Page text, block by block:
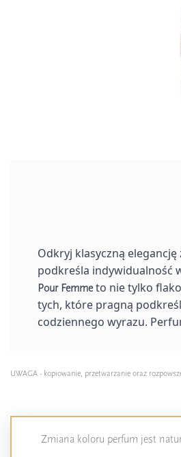
Odkryj klasyczną
podkreśla indywidualność
Pour Femmeto nie tylko
tych, które pragną
codziennego wyrazu.
UWAGA - kopiowanie, przetwarzanie oraz
Zmiana koloru perfum jest